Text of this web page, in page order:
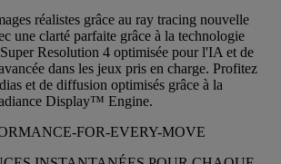
réalistes grâce au ray tracing nouvelle
une clarté parfaite grâce à la technologie
Resolution 4 optimisée pour l'IA et de
dans les jeux pris en charge. Profitez
et de diffusion optimisés grâce à la
Display™ Engine.